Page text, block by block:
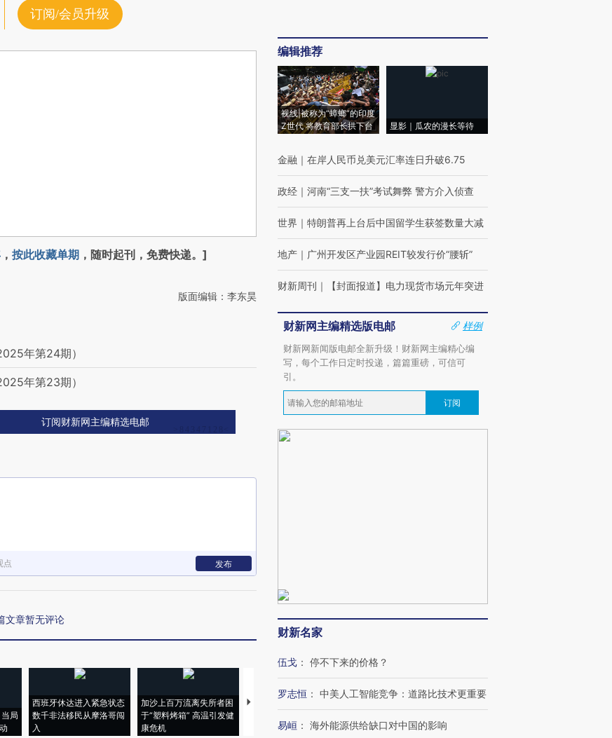
订阅/会员升级
， 按此收藏单期 ，随时起刊，免费快递。]
版面编辑：李东昊
年第24期）
年第23期）
订阅财新网主编精选电邮
点 发布
文章暂无评论
局
西班牙休达进入紧急状态
数千非法移民从摩洛哥闯
入
加沙上百万流离失所者困
于“塑料烤箱” 高温引发健
康危机
视线｜HYROX的吸金
心“花钱找虐”？
毒品
编辑推荐
视线|被称为“蟑螂”的印度
Z世代 将教育部长拱下台
显影｜瓜农的漫长等待
金融 ｜ 在岸人民币兑美元汇率连日升破6.75
政经 ｜ 河南“三支一扶”考试舞弊 警方介入侦查
世界 ｜ 特朗普再上台后中国留学生获签数量大减
地产 ｜ 广州开发区产业园REIT较发行价“腰斩”
财新周刊 ｜ 【封面报道】电力现货市场元年突进
财新网主编精选版电邮
样例
财新网新闻版电邮全新升级！财新网主编精心编
写，每个工作日定时投递，篇篇重磅，可信可
引。
订阅
财新名家
伍戈 ： 停不下来的价格？
罗志恒 ： 中美人工智能竞争：道路比技术更重要
易峘 ： 海外能源供给缺口对中国的影响